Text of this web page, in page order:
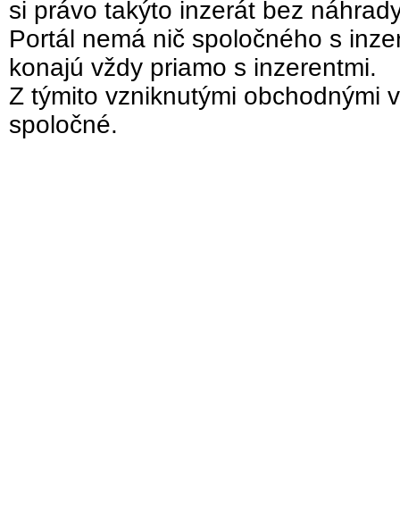
si právo takýto inzerát bez
Portál nemá nič spoločného s
konajú vždy priamo s inzerentmi.
Z týmito vzniknutými obchodnými
spoločné.